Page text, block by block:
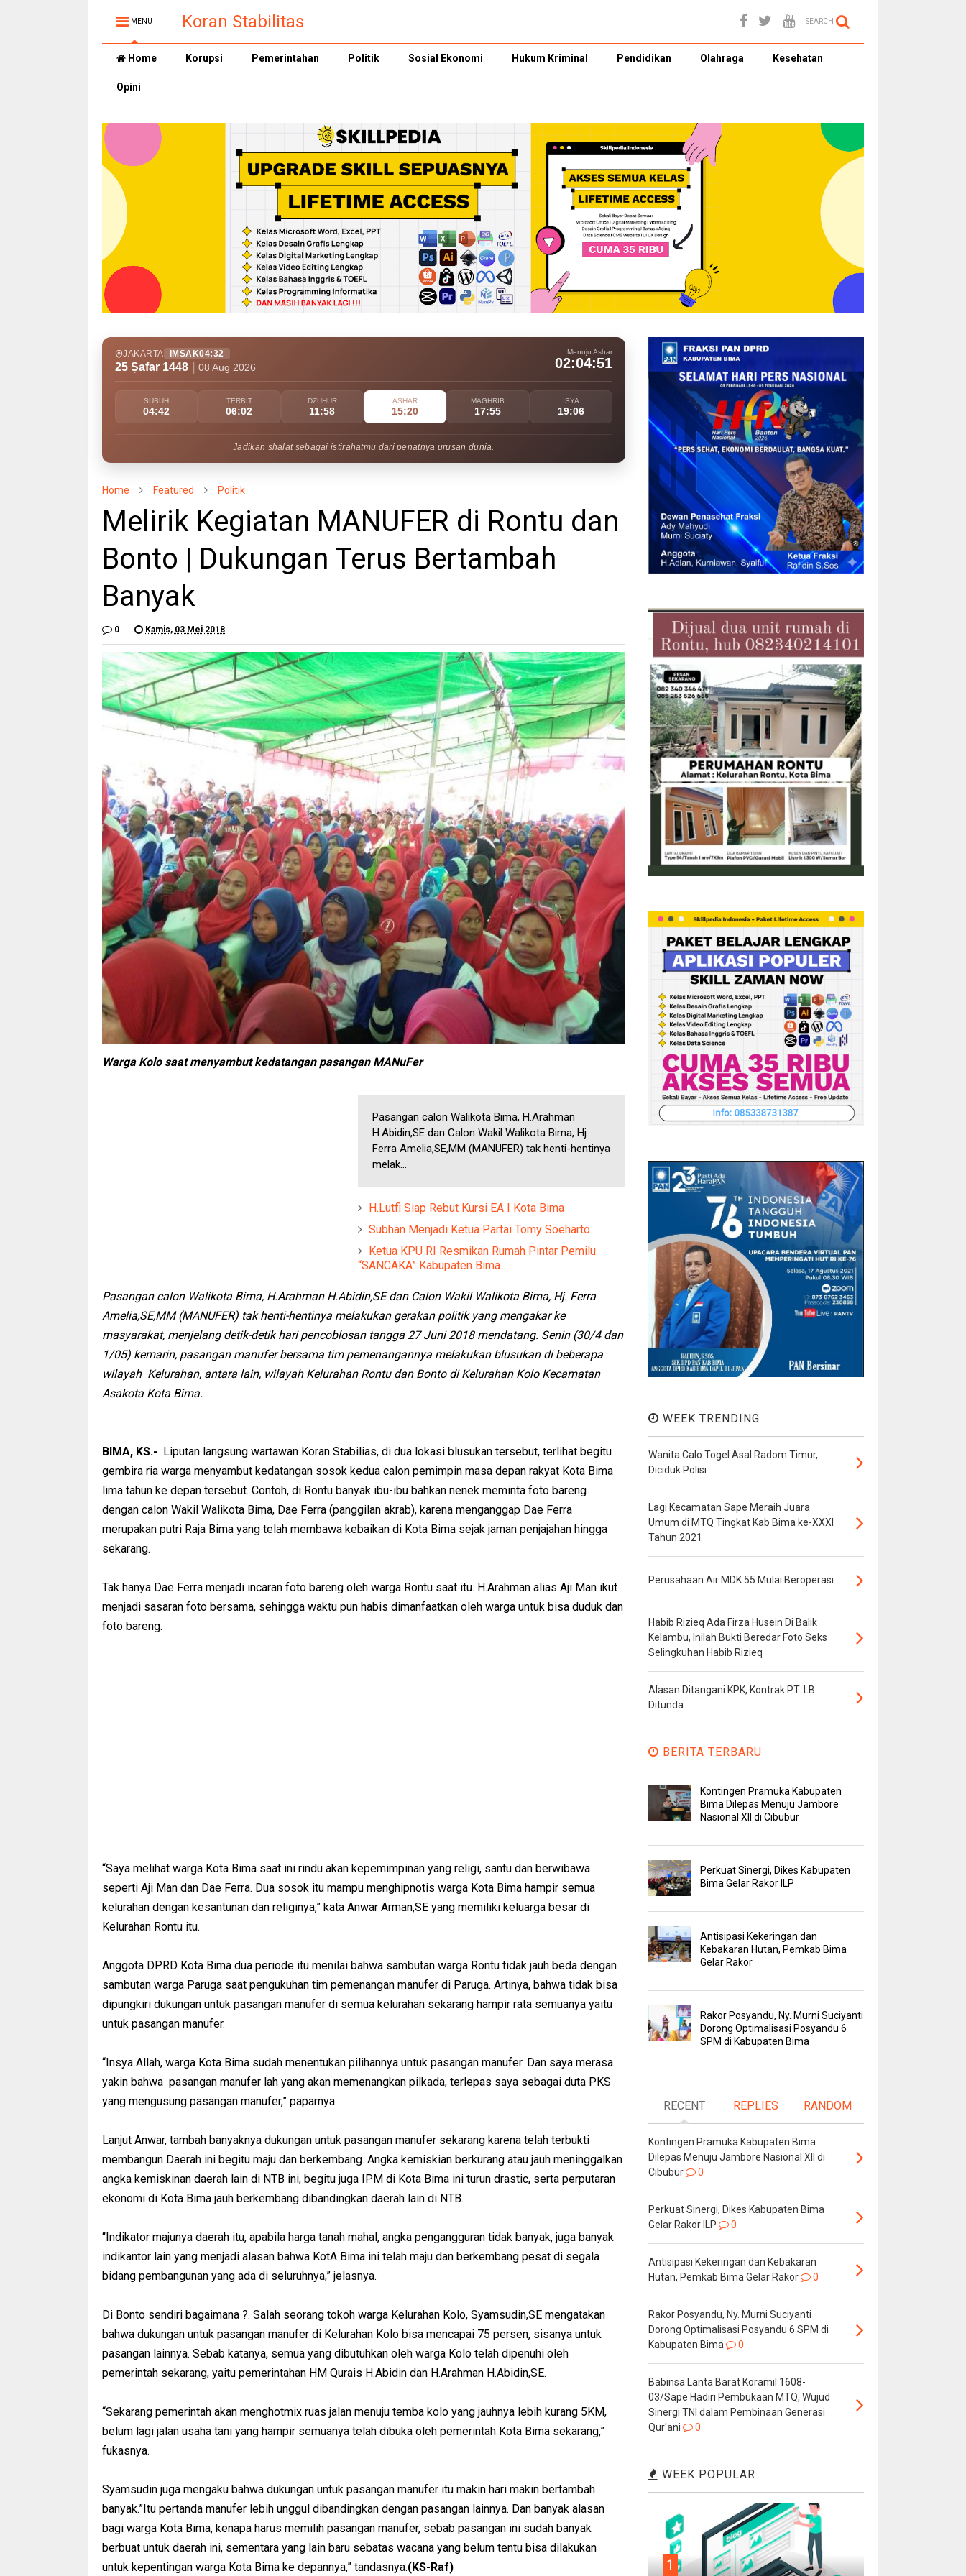
MENU Koran Stabilitas SEARCH
Home Korupsi Pemerintahan Politik Sosial Ekonomi Hukum Kriminal Pendidikan Olahraga Kesehatan
Opini
JAKARTA IMSAK04:32
25 Ṣafar 1448 08 Aug 2026
Menuju Ashar
02:04:50
SUBUH
04:42
TERBIT
06:02
DZUHUR
11:58
ASHAR
15:20
MAGHRIB
17:55
ISYA
19:06
Jadikan shalat sebagai istirahatmu dari penatnya urusan dunia.
Home Featured Politik
Melirik Kegiatan MANUFER di Rontu dan
Bonto | Dukungan Terus Bertambah
Banyak
0 Kamis, 03 Mei 2018
Warga Kolo saat menyambut kedatangan pasangan MANuFer
Pasangan calon Walikota Bima, H.Arahman
H.Abidin,SE dan Calon Wakil Walikota Bima, Hj.
Ferra Amelia,SE,MM (MANUFER) tak henti-hentinya
melak...
H.Lutfi Siap Rebut Kursi EA I Kota Bima
Subhan Menjadi Ketua Partai Tomy Soeharto
Ketua KPU RI Resmikan Rumah Pintar Pemilu
“SANCAKA” Kabupaten Bima
Pasangan calon Walikota Bima, H.Arahman H.Abidin,SE dan Calon Wakil Walikota Bima, Hj. Ferra
Amelia,SE,MM (MANUFER) tak henti-hentinya melakukan gerakan politik yang mengakar ke
masyarakat, menjelang detik-detik hari pencoblosan tangga 27 Juni 2018 mendatang. Senin (30/4 dan
1/05) kemarin, pasangan manufer bersama tim pemenangannya melakukan blusukan di beberapa
wilayah Kelurahan, antara lain, wilayah Kelurahan Rontu dan Bonto di Kelurahan Kolo Kecamatan
Asakota Kota Bima.
BIMA, KS.- Liputan langsung wartawan Koran Stabilias, di dua lokasi blusukan tersebut, terlihat begitu
gembira ria warga menyambut kedatangan sosok kedua calon pemimpin masa depan rakyat Kota Bima
lima tahun ke depan tersebut. Contoh, di Rontu banyak ibu-ibu bahkan nenek meminta foto bareng
dengan calon Wakil Walikota Bima, Dae Ferra (panggilan akrab), karena menganggap Dae Ferra
merupakan putri Raja Bima yang telah membawa kebaikan di Kota Bima sejak jaman penjajahan hingga
sekarang.
Tak hanya Dae Ferra menjadi incaran foto bareng oleh warga Rontu saat itu. H.Arahman alias Aji Man ikut
menjadi sasaran foto bersama, sehingga waktu pun habis dimanfaatkan oleh warga untuk bisa duduk dan
foto bareng.
“Saya melihat warga Kota Bima saat ini rindu akan kepemimpinan yang religi, santu dan berwibawa
seperti Aji Man dan Dae Ferra. Dua sosok itu mampu menghipnotis warga Kota Bima hampir semua
kelurahan dengan kesantunan dan religinya,” kata Anwar Arman,SE yang memiliki keluarga besar di
Kelurahan Rontu itu.
Anggota DPRD Kota Bima dua periode itu menilai bahwa sambutan warga Rontu tidak jauh beda dengan
sambutan warga Paruga saat pengukuhan tim pemenangan manufer di Paruga. Artinya, bahwa tidak bisa
dipungkiri dukungan untuk pasangan manufer di semua kelurahan sekarang hampir rata semuanya yaitu
untuk pasangan manufer.
“Insya Allah, warga Kota Bima sudah menentukan pilihannya untuk pasangan manufer. Dan saya merasa
yakin bahwa pasangan manufer lah yang akan memenangkan pilkada, terlepas saya sebagai duta PKS
yang mengusung pasangan manufer,” paparnya.
Lanjut Anwar, tambah banyaknya dukungan untuk pasangan manufer sekarang karena telah terbukti
membangun Daerah ini begitu maju dan berkembang. Angka kemiskian berkurang atau jauh meninggalkan
angka kemiskinan daerah lain di NTB ini, begitu juga IPM di Kota Bima ini turun drastic, serta perputaran
ekonomi di Kota Bima jauh berkembang dibandingkan daerah lain di NTB.
“Indikator majunya daerah itu, apabila harga tanah mahal, angka pengangguran tidak banyak, juga banyak
indikantor lain yang menjadi alasan bahwa KotA Bima ini telah maju dan berkembang pesat di segala
bidang pembangunan yang ada di seluruhnya,” jelasnya.
Di Bonto sendiri bagaimana ?. Salah seorang tokoh warga Kelurahan Kolo, Syamsudin,SE mengatakan
bahwa dukungan untuk pasangan manufer di Kelurahan Kolo bisa mencapai 75 persen, sisanya untuk
pasangan lainnya. Sebab katanya, semua yang dibutuhkan oleh warga Kolo telah dipenuhi oleh
pemerintah sekarang, yaitu pemerintahan HM Qurais H.Abidin dan H.Arahman H.Abidin,SE.
“Sekarang pemerintah akan menghotmix ruas jalan menuju temba kolo yang jauhnya lebih kurang 5KM,
belum lagi jalan usaha tani yang hampir semuanya telah dibuka oleh pemerintah Kota Bima sekarang,”
fukasnya.
Syamsudin juga mengaku bahwa dukungan untuk pasangan manufer itu makin hari makin bertambah
banyak.”Itu pertanda manufer lebih unggul dibandingkan dengan pasangan lainnya. Dan banyak alasan
bagi warga Kota Bima, kenapa harus memilih pasangan manufer, sebab pasangan ini sudah banyak
berbuat untuk daerah ini, sementara yang lain baru sebatas wacana yang belum tentu bisa dilakukan
untuk kepentingan warga Kota Bima ke depannya,” tandasnya.(KS-Raf)
WEEK TRENDING
Wanita Calo Togel Asal Radom Timur,
Diciduk Polisi
Lagi Kecamatan Sape Meraih Juara
Umum di MTQ Tingkat Kab Bima ke-XXXI
Tahun 2021
Perusahaan Air MDK 55 Mulai Beroperasi
Habib Rizieq Ada Firza Husein Di Balik
Kelambu, Inilah Bukti Beredar Foto Seks
Selingkuhan Habib Rizieq
Alasan Ditangani KPK, Kontrak PT. LB
Ditunda
BERITA TERBARU
Kontingen Pramuka Kabupaten
Bima Dilepas Menuju Jambore
Nasional XII di Cibubur
Perkuat Sinergi, Dikes Kabupaten
Bima Gelar Rakor ILP
Antisipasi Kekeringan dan
Kebakaran Hutan, Pemkab Bima
Gelar Rakor
Rakor Posyandu, Ny. Murni Suciyanti
Dorong Optimalisasi Posyandu 6
SPM di Kabupaten Bima
RECENT REPLIES RANDOM
Kontingen Pramuka Kabupaten Bima
Dilepas Menuju Jambore Nasional XII di
Cibubur
0
Perkuat Sinergi, Dikes Kabupaten Bima
Gelar Rakor ILP
0
Antisipasi Kekeringan dan Kebakaran
Hutan, Pemkab Bima Gelar Rakor
0
Rakor Posyandu, Ny. Murni Suciyanti
Dorong Optimalisasi Posyandu 6 SPM di
Kabupaten Bima
0
Babinsa Lanta Barat Koramil 1608-
03/Sape Hadiri Pembukaan MTQ, Wujud
Sinergi TNI dalam Pembinaan Generasi
Qur'ani
0
WEEK POPULAR
1